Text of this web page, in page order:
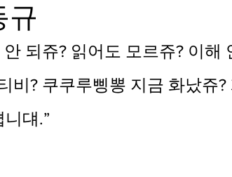
규
되쥬? 읽어도 모르쥬? 이해
비? 쿠쿠루삥뽕 지금 화났쥬?
댸.”